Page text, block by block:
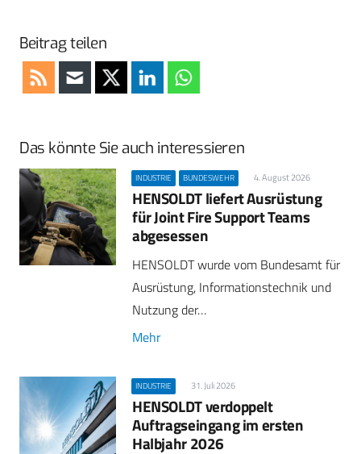
Beitrag teilen
Das könnte Sie auch interessieren
INDUSTRIE BUNDESWEHR 4. August 2026
HENSOLDT liefert Ausrüstung
für Joint Fire Support Teams
abgesessen
HENSOLDT wurde vom Bundesamt für
Ausrüstung, Informationstechnik und
Nutzung der…
Mehr
INDUSTRIE 31. Juli 2026
HENSOLDT verdoppelt
Auftragseingang im ersten
Halbjahr 2026